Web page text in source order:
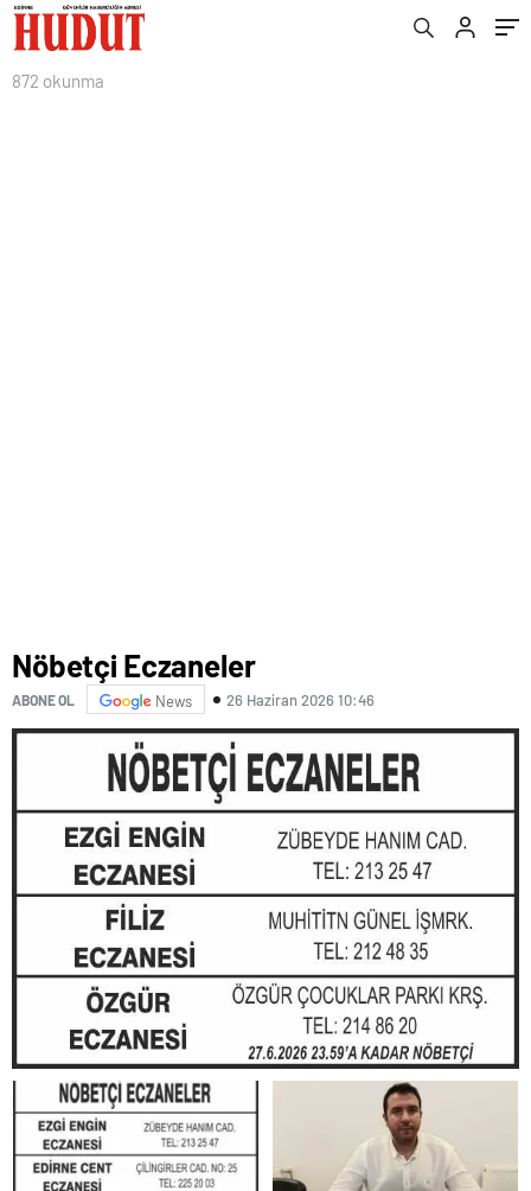
872 okunma
Nöbetçi Eczaneler
ABONE OL News 26 Haziran 2026 10:46